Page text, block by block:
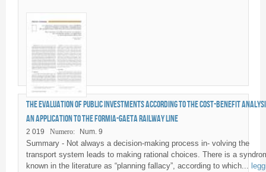
The evaluation of public investments according to the cost-benefit
an application to the Formia-Gaeta railway line
2 019 Numero: Num. 9
Summary - Not always a decision-making process in- volving the
transport system leads to making rational choices. There is a
known in the literature as “planning fallacy”, according to which...